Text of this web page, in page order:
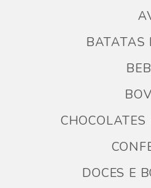
BATATAS
CHOCOLATES
DOCES E